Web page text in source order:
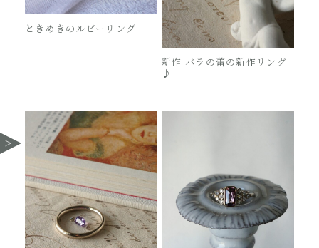
ときめきのルビーリング
新作 バラの蕾の新作リング
♪